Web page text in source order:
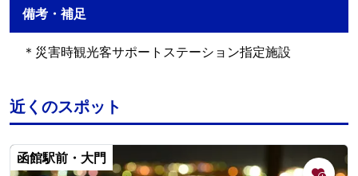
備考・補足
＊災害時観光客サポートステーション指定施設
近くのスポット
函館駅前・大門